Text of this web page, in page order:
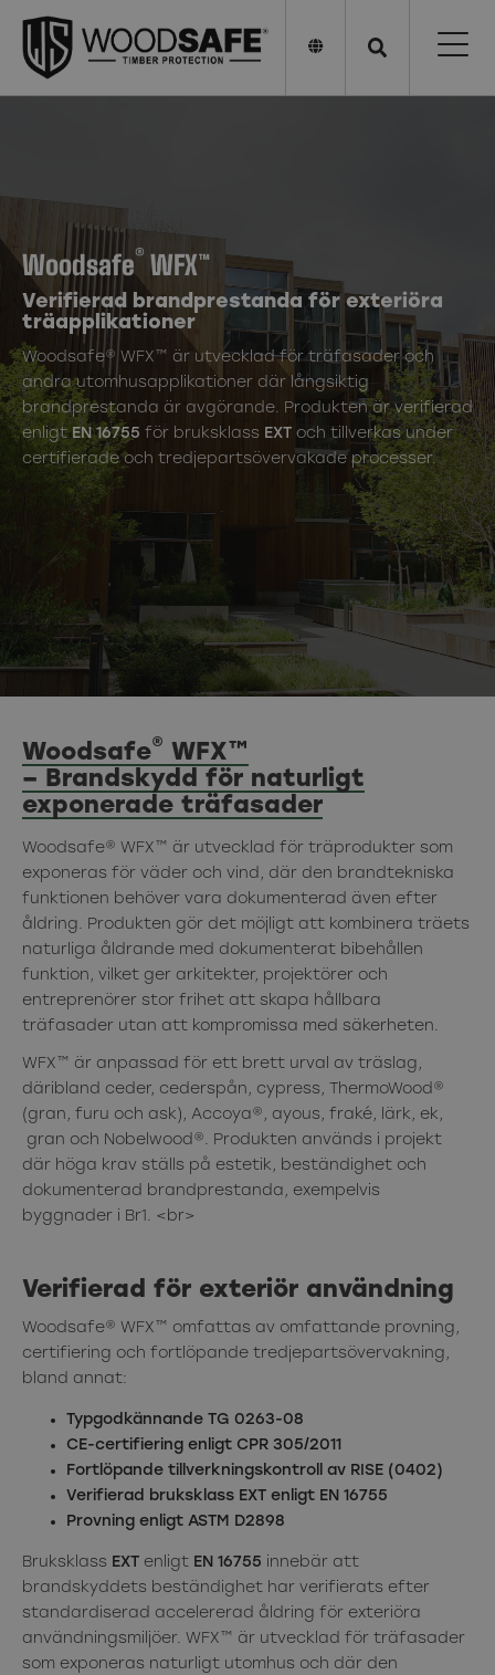
Woodsafe® WFX™
Verifierad brandprestanda för exteriöra
träapplikationer
Woodsafe® WFX™ är utvecklad för träfasader och
andra utomhusapplikationer där långsiktig
brandprestanda är avgörande. Produkten är verifierad
enligt EN 16755 för bruksklass EXT och tillverkas under
certifierade och tredjepartsövervakade processer.
Woodsafe® WFX™
– Brandskydd för naturligt
exponerade träfasader
Woodsafe® WFX™ är utvecklad för träprodukter som
exponeras för väder och vind, där den brandtekniska
funktionen behöver vara dokumenterad även efter
åldring. Produkten gör det möjligt att kombinera träets
naturliga åldrande med dokumenterat bibehållen
funktion, vilket ger arkitekter, projektörer och
entreprenörer stor frihet att skapa hållbara
träfasader utan att kompromissa med säkerheten.
WFX™ är anpassad för ett brett urval av träslag,
däribland ceder, cederspån, cypress, ThermoWood®
(gran, furu och ask), Accoya®, ayous, fraké, lärk, ek,
gran och Nobelwood®. Produkten används i projekt
där höga krav ställs på estetik, beständighet och
dokumenterad brandprestanda, exempelvis
byggnader i Br1. <br>
Verifierad för exteriör användning
Woodsafe® WFX™ omfattas av omfattande provning,
certifiering och fortlöpande tredjepartsövervakning,
bland annat:
Typgodkännande TG 0263-08
CE-certifiering enligt CPR 305/2011
Fortlöpande tillverkningskontroll av RISE (0402)
Verifierad bruksklass EXT enligt EN 16755
Provning enligt ASTM D2898
Bruksklass EXT enligt EN 16755 innebär att
brandskyddets beständighet har verifierats efter
standardiserad accelererad åldring för exteriöra
användningsmiljöer. WFX™ är utvecklad för träfasader
som exponeras naturligt utomhus och där den